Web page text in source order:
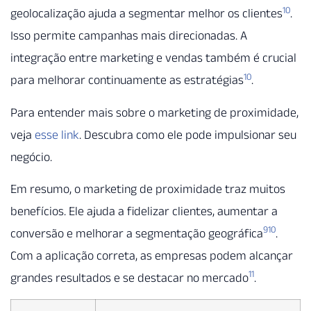
geolocalização ajuda a segmentar melhor os clientes10.
Isso permite campanhas mais direcionadas. A
integração entre marketing e vendas também é crucial
para melhorar continuamente as estratégias10.
Para entender mais sobre o marketing de proximidade,
veja esse link. Descubra como ele pode impulsionar seu
negócio.
Em resumo, o marketing de proximidade traz muitos
benefícios. Ele ajuda a fidelizar clientes, aumentar a
conversão e melhorar a segmentação geográfica910.
Com a aplicação correta, as empresas podem alcançar
grandes resultados e se destacar no mercado11.